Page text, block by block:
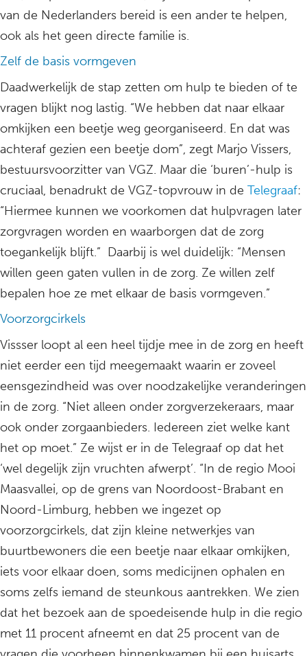
van de Nederlanders bereid is een ander te helpen,
ook als het geen directe familie is.
Zelf de basis vormgeven
Daadwerkelijk de stap zetten om hulp te bieden of te
vragen blijkt nog lastig. “We hebben dat naar elkaar
omkijken een beetje weg georganiseerd. En dat was
achteraf gezien een beetje dom”, zegt Marjo Vissers,
bestuursvoorzitter van VGZ. Maar die ‘buren’-hulp is
cruciaal, benadrukt de VGZ-topvrouw in de Telegraaf:
“Hiermee kunnen we voorkomen dat hulpvragen later
zorgvragen worden en waarborgen dat de zorg
toegankelijk blijft.” Daarbij is wel duidelijk: “Mensen
willen geen gaten vullen in de zorg. Ze willen zelf
bepalen hoe ze met elkaar de basis vormgeven.”
Voorzorgcirkels
Vissser loopt al een heel tijdje mee in de zorg en heeft
niet eerder een tijd meegemaakt waarin er zoveel
eensgezindheid was over noodzakelijke veranderingen
in de zorg. “Niet alleen onder zorgverzekeraars, maar
ook onder zorgaanbieders. Iedereen ziet welke kant
het op moet.” Ze wijst er in de Telegraaf op dat het
‘wel degelijk zijn vruchten afwerpt’. “In de regio Mooi
Maasvallei, op de grens van Noordoost-Brabant en
Noord-Limburg, hebben we ingezet op
voorzorgcirkels, dat zijn kleine netwerkjes van
buurtbewoners die een beetje naar elkaar omkijken,
iets voor elkaar doen, soms medicijnen ophalen en
soms zelfs iemand de steunkous aantrekken. We zien
dat het bezoek aan de spoedeisende hulp in die regio
met 11 procent afneemt en dat 25 procent van de